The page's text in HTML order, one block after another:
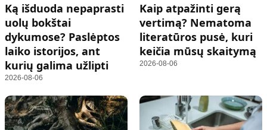
Ką išduoda nepaprasti
uolų bokštai
dykumose? Paslėptos
laiko istorijos, ant
kurių galima užlipti
2026-08-06
Kaip atpažinti gerą
vertimą? Nematoma
literatūros pusė, kuri
keičia mūsų skaitymą
2026-08-06